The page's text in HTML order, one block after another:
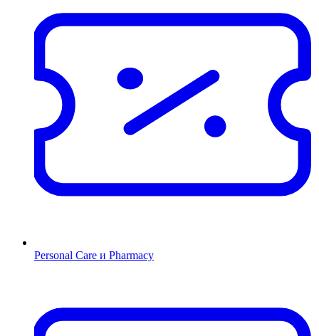
Personal Care и Pharmacy